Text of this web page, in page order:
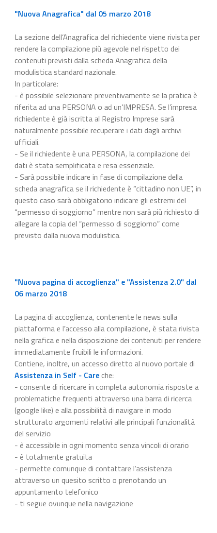
"Nuova Anagrafica" dal 05 marzo 2018
La sezione dell’Anagrafica del richiedente viene rivista per
rendere la compilazione più agevole nel rispetto dei
contenuti previsti dalla scheda Anagrafica della
modulistica standard nazionale.
In particolare:
- è possibile selezionare preventivamente se la pratica è
riferita ad una PERSONA o ad un’IMPRESA. Se l’impresa
richiedente è già iscritta al Registro Imprese sarà
naturalmente possibile recuperare i dati dagli archivi
ufficiali.
- Se il richiedente è una PERSONA, la compilazione dei
dati è stata semplificata e resa essenziale.
- Sarà possibile indicare in fase di compilazione della
scheda anagrafica se il richiedente è “cittadino non UE”, in
questo caso sarà obbligatorio indicare gli estremi del
“permesso di soggiorno” mentre non sarà più richiesto di
allegare la copia del “permesso di soggiorno” come
previsto dalla nuova modulistica.
"Nuova pagina di accoglienza" e "Assistenza 2.0" dal
06 marzo 2018
La pagina di accoglienza, contenente le news sulla
piattaforma e l’accesso alla compilazione, è stata rivista
nella grafica e nella disposizione dei contenuti per rendere
immediatamente fruibili le informazioni.
Contiene, inoltre, un accesso diretto al nuovo portale di
Assistenza in Self - Careche:
- consente di ricercare in completa autonomia risposte a
problematiche frequenti attraverso una barra di ricerca
(google like) e alla possibilità di navigare in modo
strutturato argomenti relativi alle principali funzionalità
del servizio
- è accessibile in ogni momento senza vincoli di orario
- è totalmente gratuita
- permette comunque di contattare l’assistenza
attraverso un quesito scritto o prenotando un
appuntamento telefonico
- ti segue ovunque nella navigazione